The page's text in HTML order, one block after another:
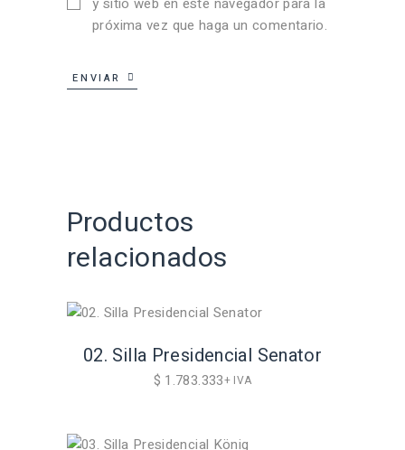
próxima vez que haga un comentario.
ENVIAR
Productos
relacionados
02. Silla Presidencial Senator
$ 1.783.333+ IVA